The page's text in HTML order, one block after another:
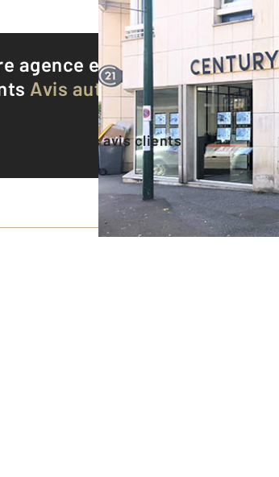
agence est notée
9,2/10
Avis authentifiés par
Voir tous les avis clients